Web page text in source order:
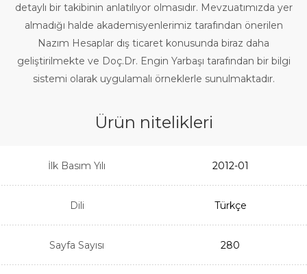
detaylı bir takibinin anlatılıyor olmasıdır. Mevzuatımızda yer
almadığı halde akademisyenlerimiz tarafından önerilen
Nazım Hesaplar dış ticaret konusunda biraz daha
geliştirilmekte ve Doç.Dr. Engin Yarbaşı tarafından bir bilgi
sistemi olarak uygulamalı örneklerle sunulmaktadır.
Ürün nitelikleri
İlk Basım Yılı 2012-01
Dili Türkçe
Sayfa Sayısı 280